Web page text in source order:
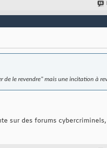
de le revendre" mais une incitation à
sur des forums